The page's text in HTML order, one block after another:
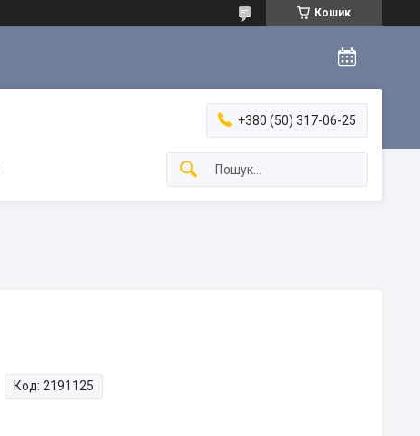
Кошик
+380 (50) 317-06-25
Код: 2191125